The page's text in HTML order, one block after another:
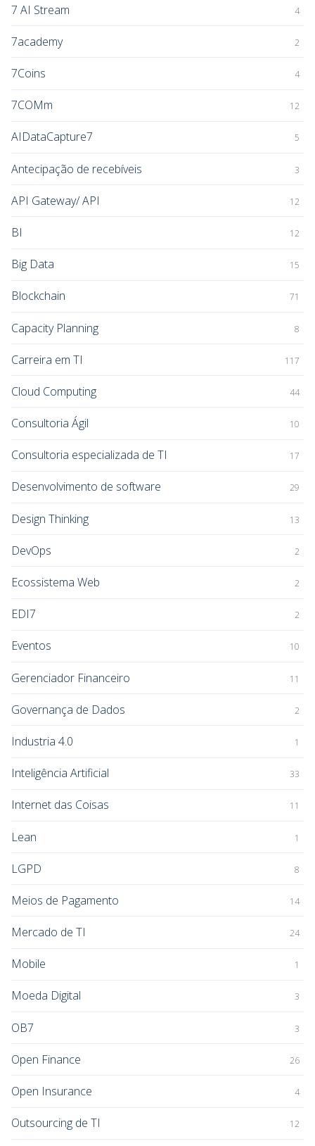
7 AI Stream 4
7academy 2
7Coins 4
7COMm 12
AIDataCapture7 5
Antecipação de recebíveis 3
API Gateway/ API 12
BI 12
Big Data 15
Blockchain 71
Capacity Planning 8
Carreira em TI 117
Cloud Computing 44
Consultoria Ágil 10
Consultoria especializada de TI 17
Desenvolvimento de software 29
Design Thinking 13
DevOps 2
Ecossistema Web 2
EDI7 2
Eventos 10
Gerenciador Financeiro 11
Governança de Dados 2
Industria 4.0 1
Inteligência Artificial 33
Internet das Coisas 11
Lean 1
LGPD 8
Meios de Pagamento 14
Mercado de TI 24
Mobile 1
Moeda Digital 3
OB7 3
Open Finance 26
Open Insurance 4
Outsourcing de TI 12